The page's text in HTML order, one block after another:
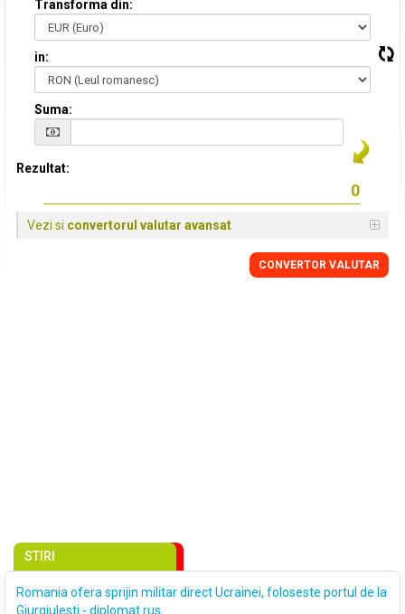
Transforma din:
in:
Suma:
Rezultat:
Vezi si convertorul valutar avansat
CONVERTOR VALUTAR
STIRI
Romania ofera sprijin militar direct Ucrainei, foloseste portul de la
Giurgiulesti - diplomat rus